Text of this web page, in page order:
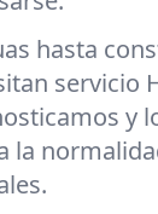
hasta
servicio
la